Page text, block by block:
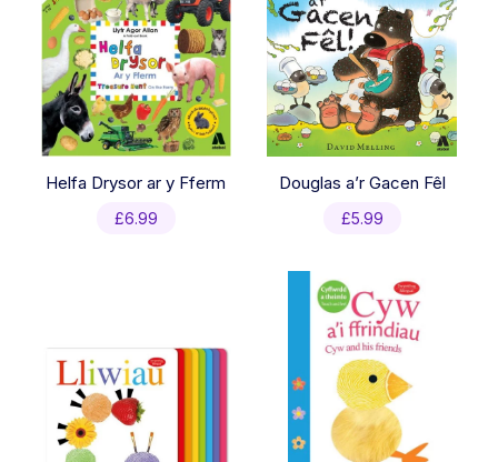
Helfa Drysor ar y Fferm
£6.99
Douglas a’r Gacen Fêl
£5.99